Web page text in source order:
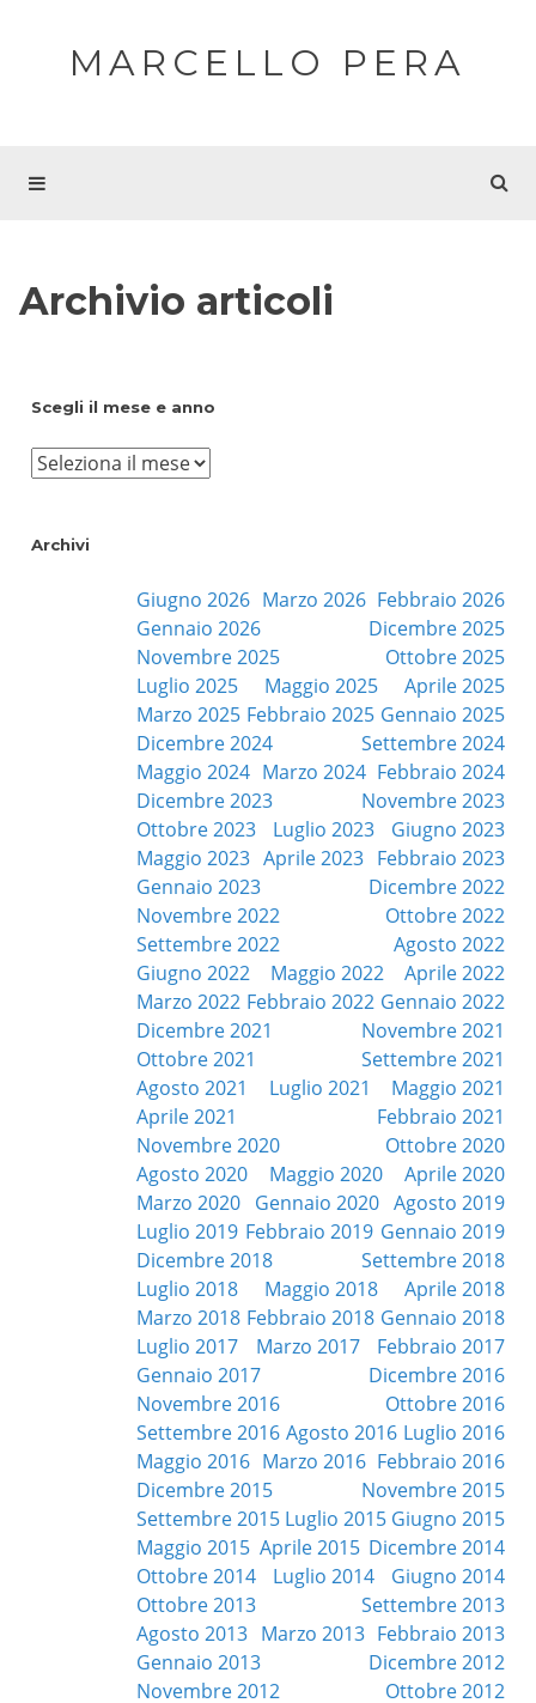
MARCELLO PERA
Archivio articoli
Scegli il mese e anno
Archivi
Giugno 2026 Marzo 2026 Febbraio 2026
Gennaio 2026
Dicembre 2025
Novembre 2025
Ottobre 2025
Luglio 2025
Maggio 2025
Aprile 2025
Marzo 2025 Febbraio 2025 Gennaio 2025
Dicembre 2024
Settembre 2024
Maggio 2024 Marzo 2024 Febbraio 2024
Dicembre 2023
Novembre 2023
Ottobre 2023
Luglio 2023
Giugno 2023
Maggio 2023 Aprile 2023 Febbraio 2023
Gennaio 2023
Dicembre 2022
Novembre 2022
Ottobre 2022
Settembre 2022
Agosto 2022
Giugno 2022
Maggio 2022
Aprile 2022
Marzo 2022 Febbraio 2022 Gennaio 2022
Dicembre 2021
Novembre 2021
Ottobre 2021
Settembre 2021
Agosto 2021
Luglio 2021
Maggio 2021
Aprile 2021
Febbraio 2021
Novembre 2020
Ottobre 2020
Agosto 2020
Maggio 2020
Aprile 2020
Marzo 2020 Gennaio 2020 Agosto 2019
Luglio 2019 Febbraio 2019 Gennaio 2019
Dicembre 2018
Settembre 2018
Luglio 2018
Maggio 2018
Aprile 2018
Marzo 2018 Febbraio 2018 Gennaio 2018
Luglio 2017
Marzo 2017
Febbraio 2017
Gennaio 2017
Dicembre 2016
Novembre 2016
Ottobre 2016
Settembre 2016 Agosto 2016 Luglio 2016
Maggio 2016 Marzo 2016 Febbraio 2016
Dicembre 2015
Novembre 2015
Settembre 2015 Luglio 2015 Giugno 2015
Maggio 2015 Aprile 2015 Dicembre 2014
Ottobre 2014
Luglio 2014
Giugno 2014
Ottobre 2013
Settembre 2013
Agosto 2013 Marzo 2013 Febbraio 2013
Gennaio 2013
Dicembre 2012
Novembre 2012
Ottobre 2012